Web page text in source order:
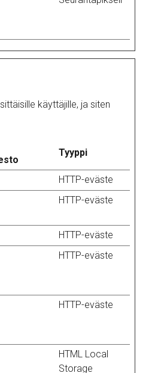
käyttäjille, ja siten
Tyyppi
HTTP-eväste
HTTP-eväste
HTTP-eväste
HTTP-eväste
HTTP-eväste
HTML Local
Storage